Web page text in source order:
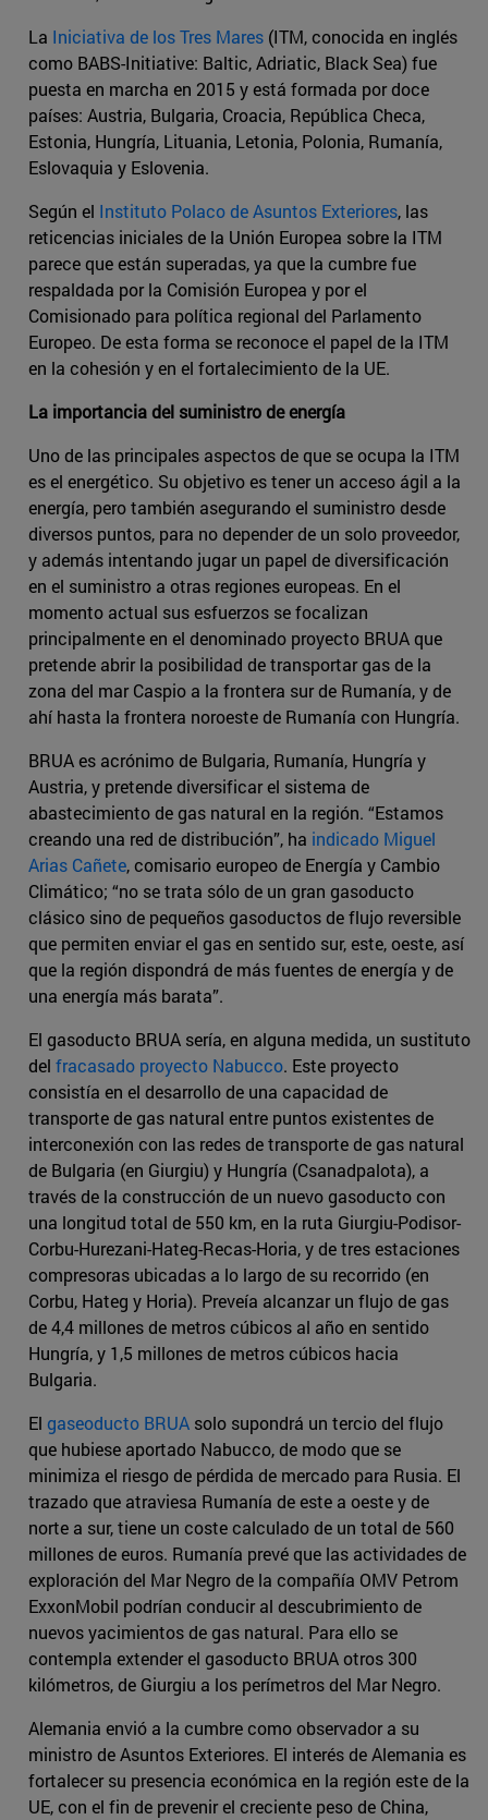
La Iniciativa de los Tres Mares (ITM, conocida en inglés
como BABS-Initiative: Baltic, Adriatic, Black Sea) fue
puesta en marcha en 2015 y está formada por doce
países: Austria, Bulgaria, Croacia, República Checa,
Estonia, Hungría, Lituania, Letonia, Polonia, Rumanía,
Eslovaquia y Eslovenia.
Según el Instituto Polaco de Asuntos Exteriores, las
reticencias iniciales de la Unión Europea sobre la ITM
parece que están superadas, ya que la cumbre fue
respaldada por la Comisión Europea y por el
Comisionado para política regional del Parlamento
Europeo. De esta forma se reconoce el papel de la ITM
en la cohesión y en el fortalecimiento de la UE.
La importancia del suministro de energía
Uno de las principales aspectos de que se ocupa la ITM
es el energético. Su objetivo es tener un acceso ágil a la
energía, pero también asegurando el suministro desde
diversos puntos, para no depender de un solo proveedor,
y además intentando jugar un papel de diversificación
en el suministro a otras regiones europeas. En el
momento actual sus esfuerzos se focalizan
principalmente en el denominado proyecto BRUA que
pretende abrir la posibilidad de transportar gas de la
zona del mar Caspio a la frontera sur de Rumanía, y de
ahí hasta la frontera noroeste de Rumanía con Hungría.
BRUA es acrónimo de Bulgaria, Rumanía, Hungría y
Austria, y pretende diversificar el sistema de
abastecimiento de gas natural en la región. “Estamos
creando una red de distribución”, ha indicado Miguel
Arias Cañete, comisario europeo de Energía y Cambio
Climático; “no se trata sólo de un gran gasoducto
clásico sino de pequeños gasoductos de flujo reversible
que permiten enviar el gas en sentido sur, este, oeste, así
que la región dispondrá de más fuentes de energía y de
una energía más barata”.
El gasoducto BRUA sería, en alguna medida, un sustituto
del fracasado proyecto Nabucco. Este proyecto
consistía en el desarrollo de una capacidad de
transporte de gas natural entre puntos existentes de
interconexión con las redes de transporte de gas natural
de Bulgaria (en Giurgiu) y Hungría (Csanadpalota), a
través de la construcción de un nuevo gasoducto con
una longitud total de 550 km, en la ruta Giurgiu-Podisor-
Corbu-Hurezani-Hateg-Recas-Horia, y de tres estaciones
compresoras ubicadas a lo largo de su recorrido (en
Corbu, Hateg y Horia). Preveía alcanzar un flujo de gas
de 4,4 millones de metros cúbicos al año en sentido
Hungría, y 1,5 millones de metros cúbicos hacia
Bulgaria.
El gaseoducto BRUA solo supondrá un tercio del flujo
que hubiese aportado Nabucco, de modo que se
minimiza el riesgo de pérdida de mercado para Rusia. El
trazado que atraviesa Rumanía de este a oeste y de
norte a sur, tiene un coste calculado de un total de 560
millones de euros. Rumanía prevé que las actividades de
exploración del Mar Negro de la compañía OMV Petrom
ExxonMobil podrían conducir al descubrimiento de
nuevos yacimientos de gas natural. Para ello se
contempla extender el gasoducto BRUA otros 300
kilómetros, de Giurgiu a los perímetros del Mar Negro.
Alemania envió a la cumbre como observador a su
ministro de Asuntos Exteriores. El interés de Alemania es
fortalecer su presencia económica en la región este de la
UE, con el fin de prevenir el creciente peso de China,